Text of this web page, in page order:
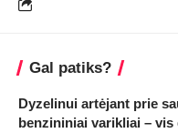
Gal patiks?
Dyzelinui artėjant prie
benzininiai varikliai – vis